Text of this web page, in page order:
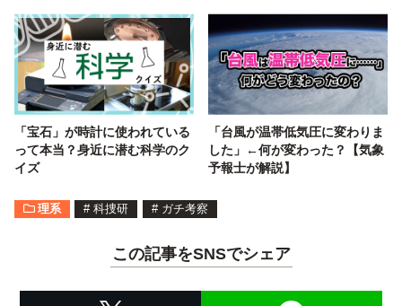
「宝石」が時計に使われている
って本当？身近に潜む科学のク
イズ
「台風が温帯低気圧に変わりま
した」←何が変わった？【気象
予報士が解説】
理系 # 科捜研 # ガチ考察
この記事をSNSでシェア